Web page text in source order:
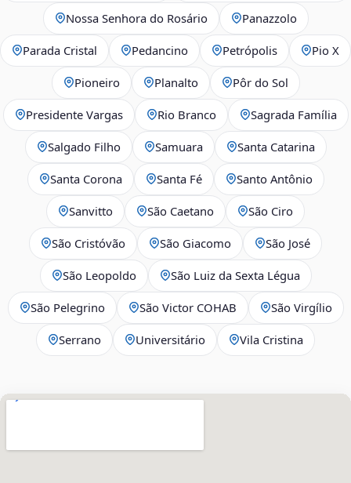
Nossa Senhora do Rosário Panazzolo
Parada Cristal Pedancino Petrópolis Pio X
Pioneiro Planalto Pôr do Sol
Presidente Vargas Rio Branco Sagrada Família
Salgado Filho Samuara Santa Catarina
Santa Corona Santa Fé Santo Antônio
Sanvitto São Caetano São Ciro
São Cristóvão São Giacomo São José
São Leopoldo São Luiz da Sexta Légua
São Pelegrino São Victor COHAB São Virgílio
Serrano Universitário Vila Cristina